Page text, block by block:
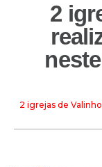
2
2 igrejas de